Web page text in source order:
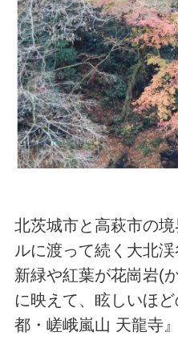
北茨城市と高萩市の
ルに渡って続く大北渓
新緑や紅葉が花崗岩(
に映えて、眩しいほ
都・嵯峨嵐山 天龍寺